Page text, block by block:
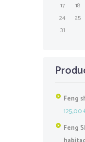
17
18
24
25
31
Feng
125,00
Feng